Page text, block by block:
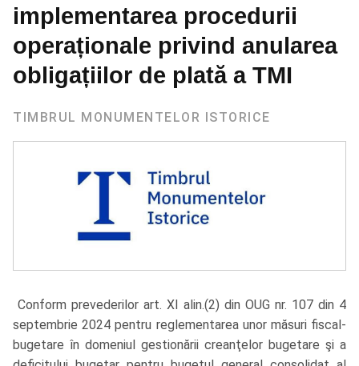
implementarea procedurii
operaționale privind anularea
obligațiilor de plată a TMI
TIMBRUL MONUMENTELOR ISTORICE
Conform prevederilor art. XI alin.(2) din OUG nr. 107 din 4
septembrie 2024 pentru reglementarea unor măsuri fiscal-
bugetare în domeniul gestionării creanţelor bugetare şi a